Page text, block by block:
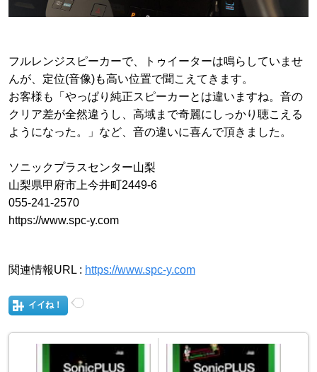
フルレンジスピーカーで、トゥイーターは鳴らしていませ
んが、定位(音像)も高い位置で聞こえてきます。
お客様も「やっぱり純正スピーカーとは違いますね。音の
クリア差が全然違うし、高域まで奇麗にしっかり聴こえる
ようになった。」など、音の違いに喜んで頂きました。
ソニックプラスセンター山梨
山梨県甲府市上今井町2449-6
055-241-2570
https://www.spc-y.com
関連情報URL : https://www.spc-y.com
イイね！